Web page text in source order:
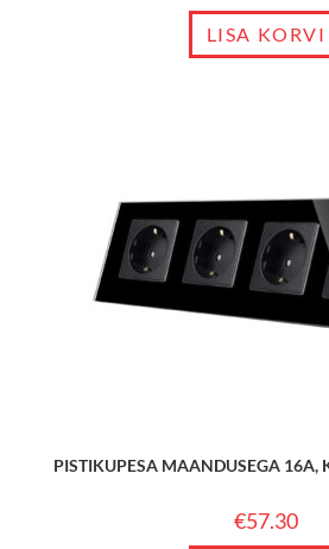
LISA KORVI
PISTIKUPESA MAANDUSEGA 16A,
€57.30